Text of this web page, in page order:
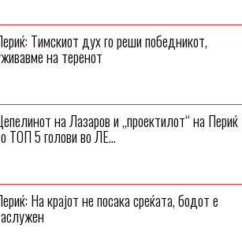
Тимскиот дух го реши победникот,
на теренот
на Лазаров и „проектилот“ на Периќ
ТОП 5 голови во ЛЕ...
На крајот не посака среќата, бодот е